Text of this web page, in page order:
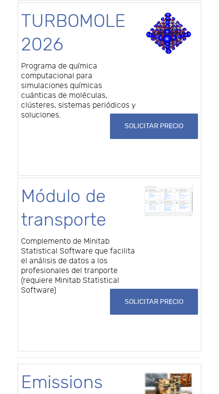
TURBOMOLE
2026
Programa de química
computacional para
simulaciones químicas
cuánticas de moléculas,
clústeres, sistemas periódicos y
soluciones.
SOLICITAR PRECIO
Módulo de
transporte
Complemento de Minitab
Statistical Software que facilita
el análisis de datos a los
profesionales del tranporte
(requiere Minitab Statistical
Software)
SOLICITAR PRECIO
Emissions